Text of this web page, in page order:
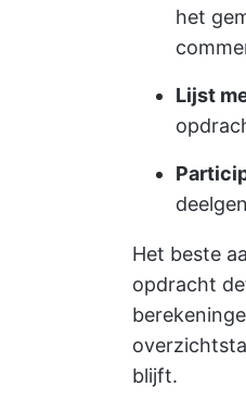
het
Lijst
Het beste
opdracht
blijft.